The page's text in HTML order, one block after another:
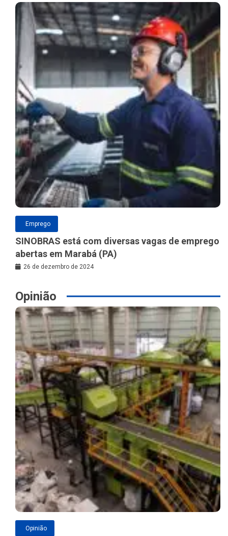
Emprego
SINOBRAS está com diversas vagas de emprego
abertas em Marabá (PA)
26 de dezembro de 2024
Opinião
Opinião